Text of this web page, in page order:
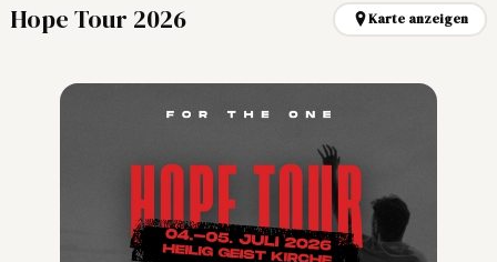
Hope Tour 2026 Karte anzeigen